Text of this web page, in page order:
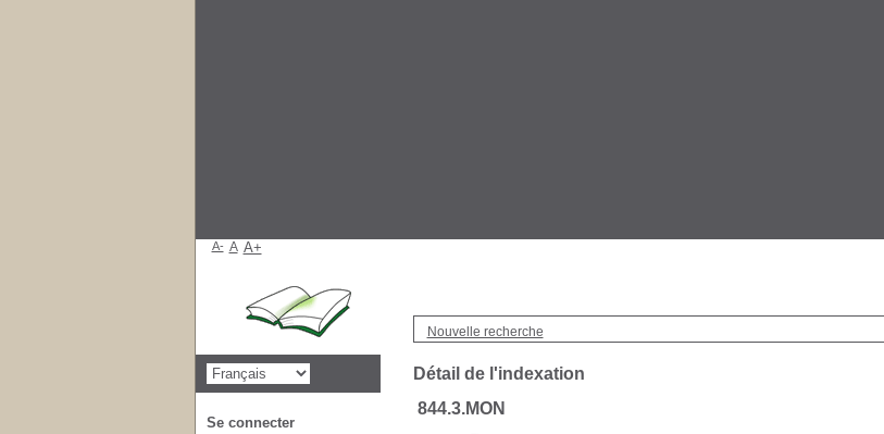
Nouvelle recherche
Détail de l'indexation
844.3.MON
A- A A+
Se connecter